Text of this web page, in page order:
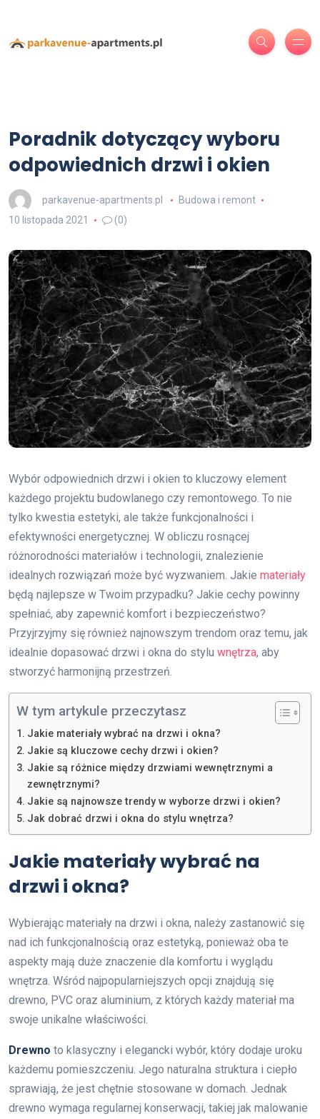
Poradnik dotyczący wyboru
odpowiednich drzwi i okien
parkavenue-apartments.pl
Budowa i remont
10 listopada 2021
(0)
Wybór odpowiednich drzwi i okien to kluczowy element
każdego projektu budowlanego czy remontowego. To nie
tylko kwestia estetyki, ale także funkcjonalności i
efektywności energetycznej. W obliczu rosnącej
różnorodności materiałów i technologii, znalezienie
idealnych rozwiązań może być wyzwaniem. Jakie materiały
będą najlepsze w Twoim przypadku? Jakie cechy powinny
spełniać, aby zapewnić komfort i bezpieczeństwo?
Przyjrzyjmy się również najnowszym trendom oraz temu, jak
idealnie dopasować drzwi i okna do stylu wnętrza, aby
stworzyć harmonijną przestrzeń.
W tym artykule przeczytasz
Jakie materiały wybrać na drzwi i okna?
Jakie są kluczowe cechy drzwi i okien?
Jakie są różnice między drzwiami wewnętrznymi a
zewnętrznymi?
Jakie są najnowsze trendy w wyborze drzwi i okien?
Jak dobrać drzwi i okna do stylu wnętrza?
Jakie materiały wybrać na
drzwi i okna?
Wybierając materiały na drzwi i okna, należy zastanowić się
nad ich funkcjonalnością oraz estetyką, ponieważ oba te
aspekty mają duże znaczenie dla komfortu i wyglądu
wnętrza. Wśród najpopularniejszych opcji znajdują się
drewno, PVC oraz aluminium, z których każdy materiał ma
swoje unikalne właściwości.
Drewno to klasyczny i elegancki wybór, który dodaje uroku
każdemu pomieszczeniu. Jego naturalna struktura i ciepło
sprawiają, że jest chętnie stosowane w domach. Jednak
drewno wymaga regularnej konserwacji, takiej jak malowanie